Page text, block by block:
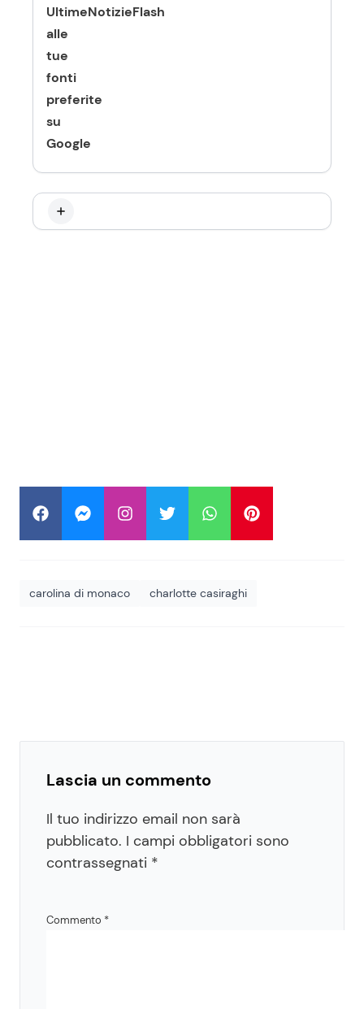
UltimeNotizieFlash
alle
tue
fonti
preferite
su
Google
carolina di monaco charlotte casiraghi
Lascia un commento
Il tuo indirizzo email non sarà
pubblicato. I campi obbligatori sono
contrassegnati *
Commento *